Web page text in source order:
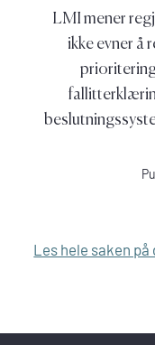
LMI mener
ikke evner å
Les hele saken